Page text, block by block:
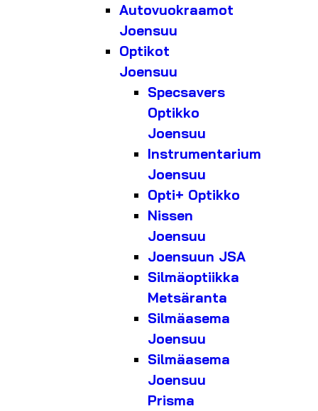
Autovuokraamot
Joensuu
Optikot
Joensuu
Specsavers
Optikko
Joensuu
Instrumentarium
Joensuu
Opti+ Optikko
Nissen
Joensuu
Joensuun JSA
Silmäoptiikka
Metsäranta
Silmäasema
Joensuu
Silmäasema
Joensuu
Prisma